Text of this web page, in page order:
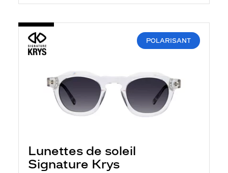
POLARISANT
Lunettes de soleil
Signature Krys